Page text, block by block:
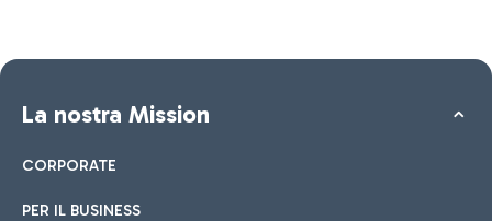
La nostra Mission
CORPORATE
PER IL BUSINESS